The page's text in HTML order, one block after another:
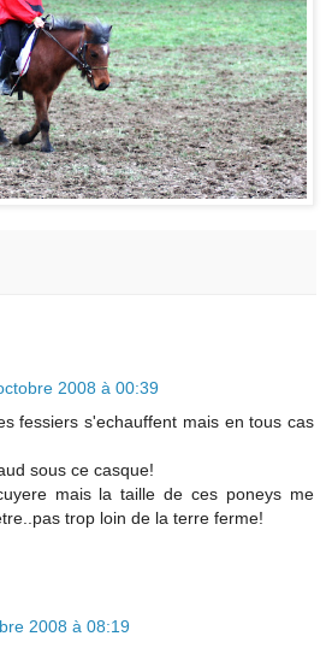
2008 à 00:39
fessiers s'echauffent mais en tous cas
sous ce casque!
mais la taille de ces poneys me
trop loin de la terre ferme!
2008 à 08:19